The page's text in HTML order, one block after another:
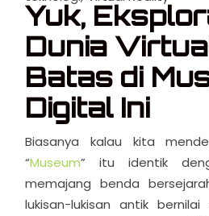
Yuk,
Dunia
Batas di
Digital Ini
Biasanya kalau kita
“Museum” itu identik
memajang benda
lukisan-lukisan antik